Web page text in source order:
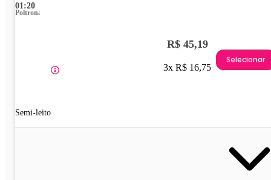
01:20
Poltrona
Semi-leito
R$ 45,19
3x R$ 16,75
Selecionar